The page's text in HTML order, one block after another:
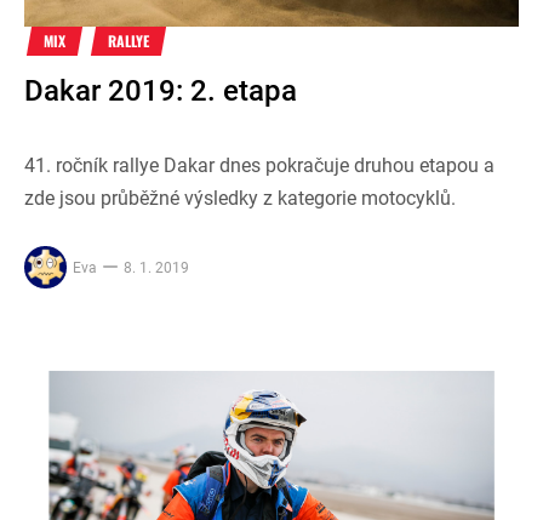
MIX RALLYE
Dakar 2019: 2. etapa
41. ročník rallye Dakar dnes pokračuje druhou etapou a
zde jsou průběžné výsledky z kategorie motocyklů.
Eva 8. 1. 2019